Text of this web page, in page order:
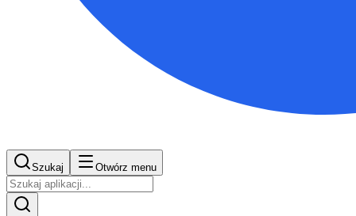
Szukaj Otwórz menu